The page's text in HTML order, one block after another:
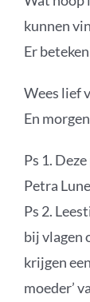
kunnen
Er
Wees lief
En
Ps 1.
Petra
Ps 2.
bij vlagen
krijgen
moeder’